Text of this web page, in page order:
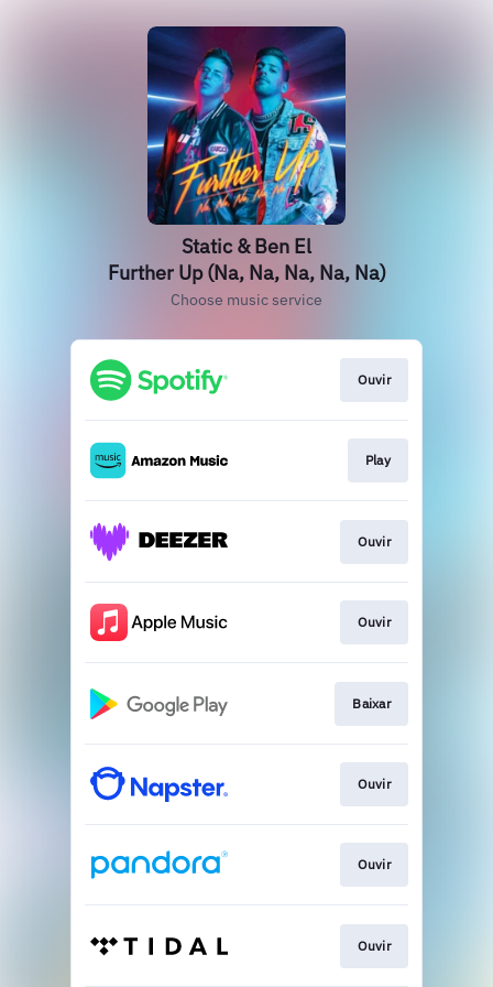
Static & Ben El
Further Up (Na, Na, Na, Na, Na)
Choose music service
Ouvir
Play
Ouvir
Ouvir
Baixar
Ouvir
Ouvir
Ouvir